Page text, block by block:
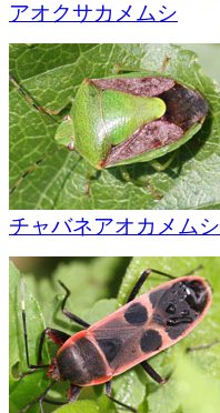
アオクサカメムシ
チャバネアオカメムシ